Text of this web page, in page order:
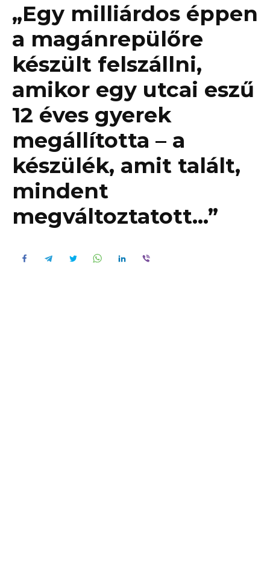
„Egy milliárdos éppen
a magánrepülőre
készült felszállni,
amikor egy utcai eszű
12 éves gyerek
megállította – a
készülék, amit talált,
mindent
megváltoztatott…”